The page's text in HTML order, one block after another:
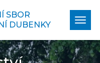
SBOR
DUBENKY